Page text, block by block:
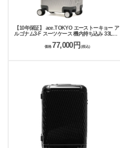
【10年保証】 ace.TOKYO エーストーキョー ア
ルゴナム3-F スーツケース 機内持ち込み 33L
価格 77,000円(税込)